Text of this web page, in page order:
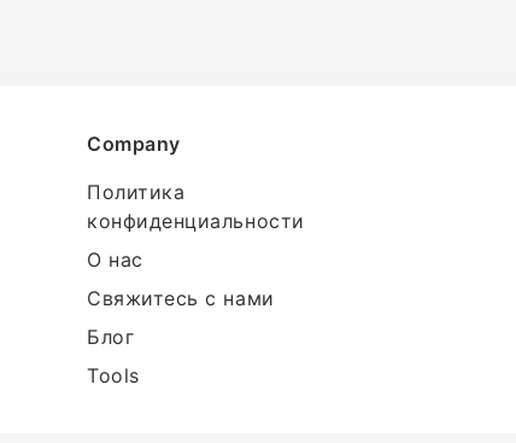
Company
Политика
конфиденциальности
О нас
Свяжитесь с нами
Блог
Tools